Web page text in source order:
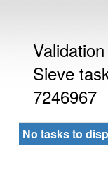
Sieve
7246967
No tasks to